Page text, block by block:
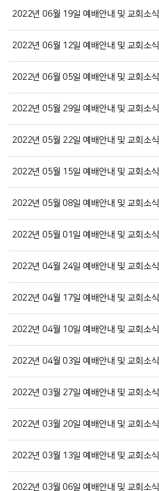
2022년 06월 19일 예배안내 및 교회소식
2022년 06월 12일 예배안내 및 교회소식
2022년 06월 05일 예배안내 및 교회소식
2022년 05월 29일 예배안내 및 교회소식
2022년 05월 22일 예배안내 및 교회소식
2022년 05월 15일 예배안내 및 교회소식
2022년 05월 08일 예배안내 및 교회소식
2022년 05월 01일 예배안내 및 교회소식
2022년 04월 24일 예배안내 및 교회소식
2022년 04월 17일 예배안내 및 교회소식
2022년 04월 10일 예배안내 및 교회소식
2022년 04월 03일 예배안내 및 교회소식
2022년 03월 27일 예배안내 및 교회소식
2022년 03월 20일 예배안내 및 교회소식
2022년 03월 13일 예배안내 및 교회소식
2022년 03월 06일 예배안내 및 교회소식